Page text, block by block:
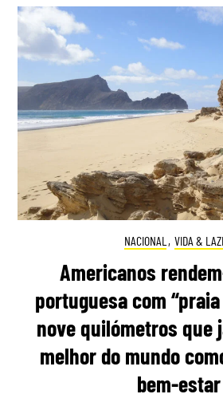
NACIONAL , VIDA &
Americanos
portuguesa com
nove quilómetros que
melhor do mundo
bem-estar